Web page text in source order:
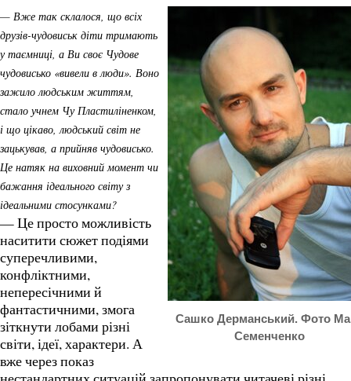
Сашко Дерманський. Фото
Семенченко
— Вже так склалося, що всіх
друзів-чудовиськ діти тримають
у таємниці, а Ви своє Чудове
чудовисько «вивели в люди». Воно
зажило людським життям,
стало учнем Чу Пластиліненком,
і що цікаво, людський світ не
зацькував, а прийняв чудовисько.
Це натяк на виховний момент чи
бажання ідеального світу з
ідеальними стосунками?
— Це просто можливість
наситити сюжет подіями
суперечливими,
конфліктними,
непересічними й
фантастичними, змога
зіткнути лобами різні
світи, ідеї, характери. А
вже через показ